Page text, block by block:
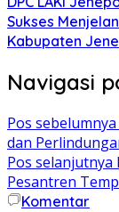
Sukses
Kabupaten
Navigasi
Pos sebelumnya
dan
Pos selanjutnya
Pesantren
Komentar